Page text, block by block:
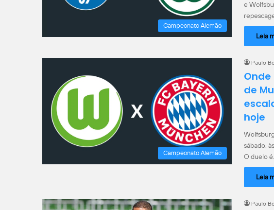
Campeonato Alemão
e
Leia
Campeonato Alemão
Paulo
de
hoje
sábado,
O duelo é…
Leia
Paulo